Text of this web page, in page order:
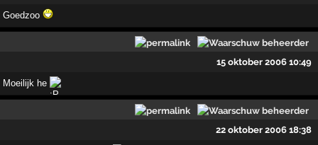
Goedzoo
15 oktober 2006 10:49
Moeilijk he
22 oktober 2006 18:38